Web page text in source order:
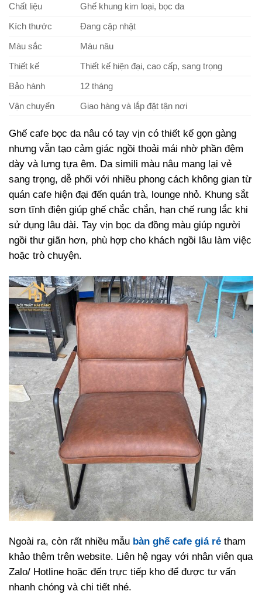
Chất liệu
Ghế khung kim loại, bọc da
Kích thước
Đang cập nhật
Màu sắc
Màu nâu
Thiết kế
Thiết kế hiện đại, cao cấp, sang trọng
Bảo hành
12 tháng
Vận chuyển
Giao hàng và lắp đặt tận nơi
Ghế cafe bọc da nâu có tay vịn có thiết kế gọn gàng
nhưng vẫn tạo cảm giác ngồi thoải mái nhờ phần đệm
dày và lưng tựa êm. Da simili màu nâu mang lại vẻ
sang trọng, dễ phối với nhiều phong cách không gian từ
quán cafe hiện đại đến quán trà, lounge nhỏ. Khung sắt
sơn tĩnh điện giúp ghế chắc chắn, hạn chế rung lắc khi
sử dụng lâu dài. Tay vịn bọc da đồng màu giúp người
ngồi thư giãn hơn, phù hợp cho khách ngồi lâu làm việc
hoặc trò chuyện.
Ngoài ra, còn rất nhiều mẫu bàn ghế cafe giá rẻ tham
khảo thêm trên website. Liên hệ ngay với nhân viên qua
Zalo/ Hotline hoặc đến trực tiếp kho để được tư vấn
nhanh chóng và chi tiết nhé.